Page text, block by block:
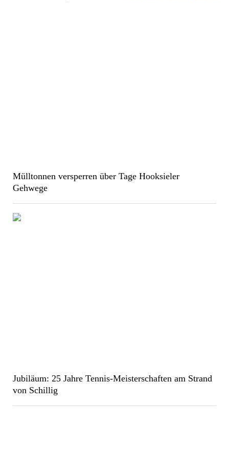
Mülltonnen versperren über Tage Hooksieler
Gehwege
Jubiläum: 25 Jahre Tennis-Meisterschaften am Strand
von Schillig